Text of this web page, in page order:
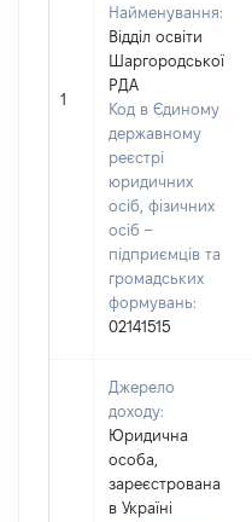
1
Найменування:
Відділ освіти
Шаргородської
РДА
Код в Єдиному
державному
реєстрі
юридичних
осіб, фізичних
осіб –
підприємців та
громадських
формувань:
02141515
Джерело
доходу:
Юридична
особа,
зареєстрована
в Україні